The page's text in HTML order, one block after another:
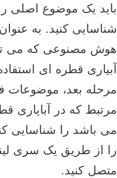
باید یک موضوع اصلی را
شناسایی کنید. به
هوش مصنوعی که می
آبیاری قطره ای
مرحله بعد، موضوعات
مرتبط که در آبایاری
می باشد را شناسایی
را از طریق یک سری
متصل کنید.